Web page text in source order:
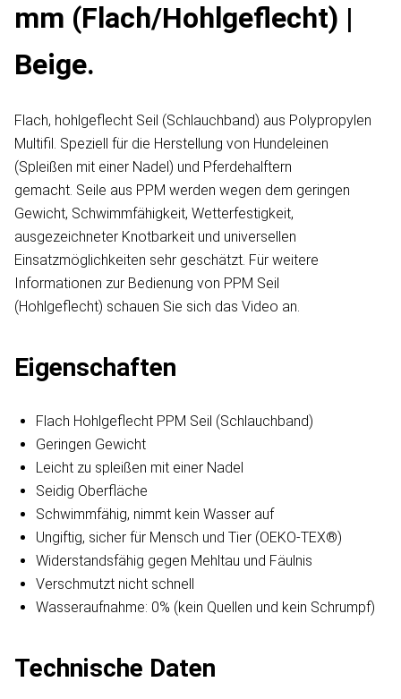
mm (Flach/Hohlgeflecht) |
Beige.
Flach, hohlgeflecht Seil (Schlauchband) aus Polypropylen
Multifil. Speziell für die Herstellung von Hundeleinen
(Spleißen mit einer Nadel) und Pferdehalftern
gemacht. Seile aus PPM werden wegen dem geringen
Gewicht, Schwimmfähigkeit, Wetterfestigkeit,
ausgezeichneter Knotbarkeit und universellen
Einsatzmöglichkeiten sehr geschätzt. Für weitere
Informationen zur Bedienung von PPM Seil
(Hohlgeflecht) schauen Sie sich das Video an.
Eigenschaften
Flach Hohlgeflecht PPM Seil (Schlauchband)
Geringen Gewicht
Leicht zu spleißen mit einer Nadel
Seidig Oberfläche
Schwimmfähig, nimmt kein Wasser auf
Ungiftig, sicher für Mensch und Tier (OEKO-TEX®)
Widerstandsfähig gegen Mehltau und Fäulnis
Verschmutzt nicht schnell
Wasseraufnahme: 0% (kein Quellen und kein Schrumpf)
Technische Daten